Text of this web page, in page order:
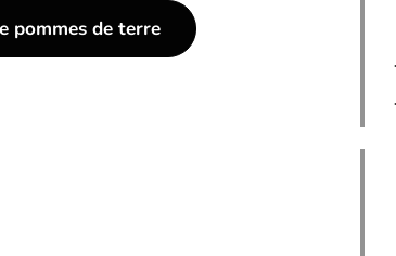
pommes de terre